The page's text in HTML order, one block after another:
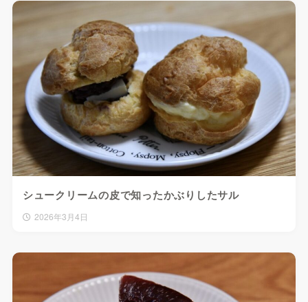
シュークリームの皮で知ったかぶりしたサル
2026年3月4日